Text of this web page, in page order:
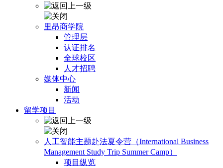
里昂商学院
管理层
认证排名
全球校区
人才招聘
媒体中心
新闻
活动
留学项目
人工智能主题赴法夏令营（International Business
Management Study Trip Summer Camp）
项目纵览